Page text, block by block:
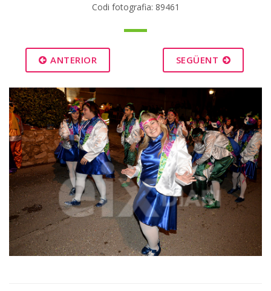
Codi fotografia: 89461
ANTERIOR SEGÜENT